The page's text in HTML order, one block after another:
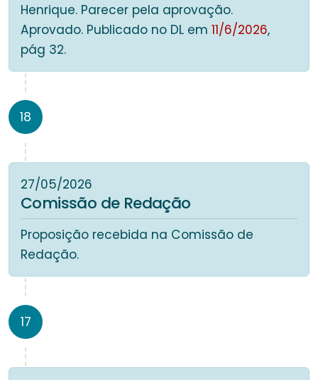
Henrique. Parecer pela aprovação.
Aprovado. Publicado no DL em 11/6/2026,
pág 32.
18
27/05/2026
Comissão de Redação
Proposição recebida na Comissão de
Redação.
17